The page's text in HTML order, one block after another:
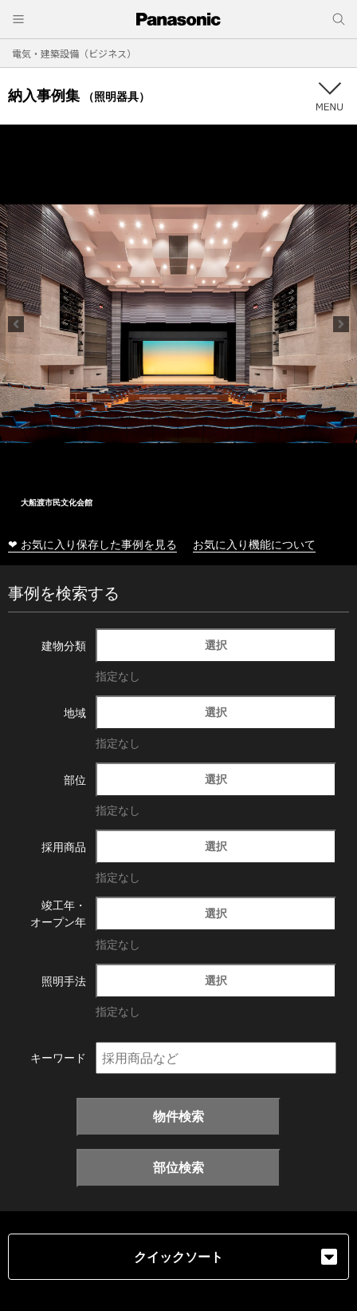
電気・建築設備（ビジネス）
納入事例集 （照明器具）
大船渡市民文化会館
❤ お気に入り保存した事例を見る お気に入り機能について
事例を検索する
建物分類 選択
指定なし
地域 選択
指定なし
部位 選択
指定なし
採用商品 選択
指定なし
竣工年・
オープン年
選択
指定なし
照明手法 選択
指定なし
キーワード
物件検索
部位検索
クイックソート